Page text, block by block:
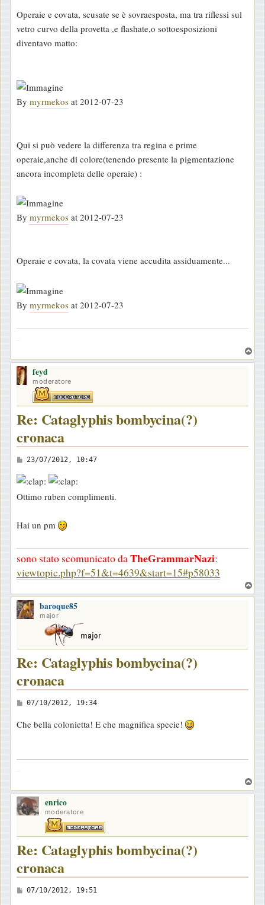
Operaie e covata, scusate se è sovraesposta, ma tra riflessi sul
vetro curvo della provetta ,e flashate,o sottoesposizioni
diventavo matto:
By myrmekos at 2012-07-23
Qui si può vedere la differenza tra regina e prime
operaie,anche di colore(tenendo presente la pigmentazione
ancora incompleta delle operaie) :
By myrmekos at 2012-07-23
Operaie e covata, la covata viene accudita assiduamente...
By myrmekos at 2012-07-23
o
feyd
moderatore
Re: Cataglyphis bombycina(?)
cronaca
M
e
s
s
g
i
o
23/07/2012, 10:47
Ottimo ruben complimenti.
Hai un pm
sono stato scomunicato daTheGrammarNazi:
viewtopic.php?f=51&t=4639&start=15#p58033
o
baroque85
major
Re: Cataglyphis bombycina(?)
cronaca
M
s
a
i
o
07/10/2012, 19:34
Che bella colonietta! E che magnifica specie!
o
enrico
moderatore
Re: Cataglyphis bombycina(?)
cronaca
M
07/10/2012, 19:51